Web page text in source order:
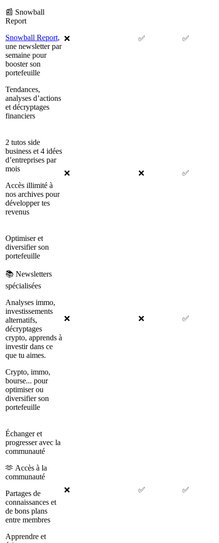
📰 Snowball
Report
Snowball Report,
une newsletter par
semaine pour
booster son
portefeuille
Tendances,
analyses d’actions
et décryptages
financiers
❌ ✅ ✅
2 tutos side
business et 4 idées
d’entreprises par
mois
Accès illimité à
nos archives pour
développer tes
revenus
❌ ❌ ✅
Optimiser et
diversifier son
portefeuille
📚 Newsletters
spécialisées
Analyses immo,
investissements
alternatifs,
décryptages
crypto, apprends à
investir dans ce
que tu aimes.
Crypto, immo,
bourse... pour
optimiser ou
diversifier son
portefeuille
❌ ❌ ✅
Échanger et
progresser avec la
communauté
🫶 Accès à la
communauté
Partages de
connaissances et
de bons plans
entre membres
Apprendre et
❌ ✅ ✅